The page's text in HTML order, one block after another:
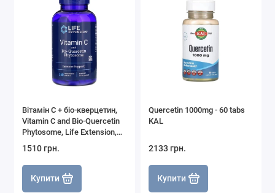
Вітамін С + біо-кверцетин,
Vitamin C and Bio-Quercetin
Phytosome, Life Extension,
таблеток
1510 грн.
Купити
Quercetin 1000mg - 60 tabs
KAL
2133 грн.
Купити